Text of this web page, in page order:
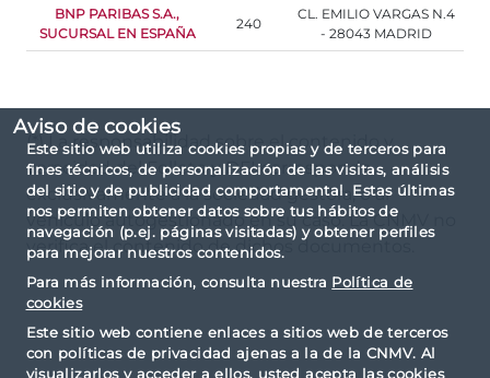
Aviso de cookies
Este sitio web utiliza cookies propias y de terceros para
fines técnicos, de personalización de las visitas, análisis
del sitio y de publicidad comportamental. Estas últimas
nos permiten obtener datos sobre tus hábitos de
navegación (p.ej. páginas visitadas) y obtener perfiles
para mejorar nuestros contenidos.
Para más información, consulta nuestra Política de
cookies
Este sitio web contiene enlaces a sitios web de terceros
con políticas de privacidad ajenas a la de la CNMV. Al
visualizarlos y acceder a ellos, usted acepta las cookies
BNP PARIBAS S.A.,
SUCURSAL EN ESPAÑA
240
CL. EMILIO VARGAS N.4
- 28043 MADRID
(*) La responsabilidad sobre el contenido y
veracidad del Folleto y DFI corresponde
exclusivamente a la sociedad gestora, o al
vehículo autogestionado en su caso. La CNMV no
verifica el contenido de dichos documentos.